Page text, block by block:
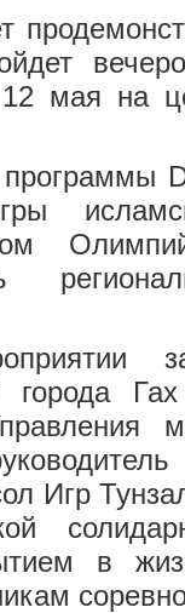
мая на
города
Игр
в